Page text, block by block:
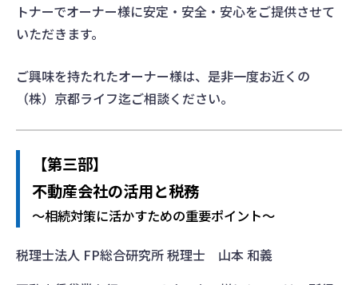
トナーでオーナー様に安定・安全・安心をご提供させて
いただきます。
ご興味を持たれたオーナー様は、是非一度お近くの
（株）京都ライフ迄ご相談ください。
【第三部】
不動産会社の活用と税務
～相続対策に活かすための重要ポイント～
税理士法人 FP総合研究所 税理士 山本 和義